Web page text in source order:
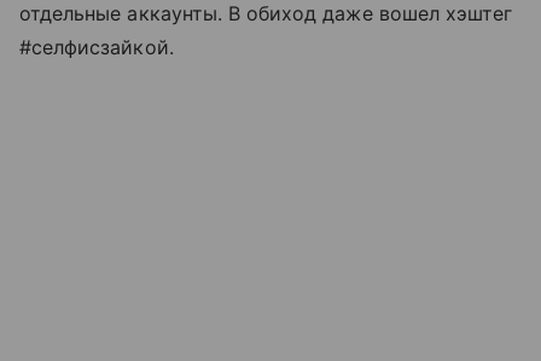
отдельные аккаунты. В обиход даже вошел хэштег
#селфисзайкой.